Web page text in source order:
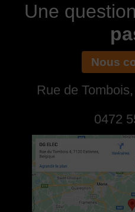
Une
Nous
Rue de
0472